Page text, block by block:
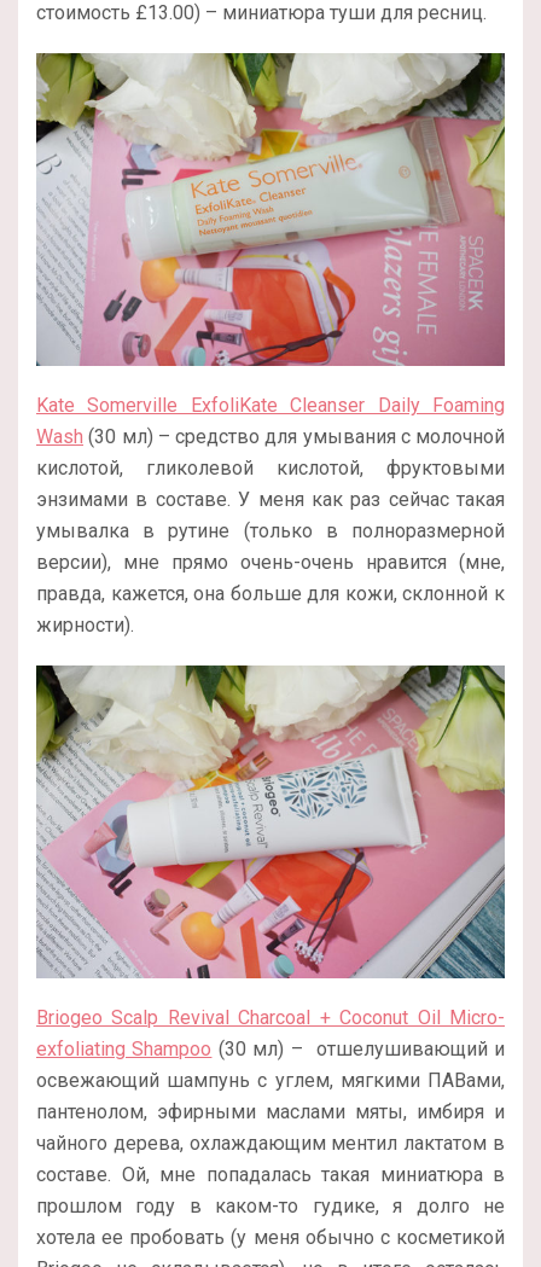
стоимость £13.00) – миниатюра туши для ресниц.
Kate Somerville ExfoliKate Cleanser Daily Foaming
Wash (30 мл) – средство для умывания с молочной
кислотой, гликолевой кислотой, фруктовыми
энзимами в составе. У меня как раз сейчас такая
умывалка в рутине (только в полноразмерной
версии), мне прямо очень-очень нравится (мне,
правда, кажется, она больше для кожи, склонной к
жирности).
Briogeo Scalp Revival Charcoal + Coconut Oil Micro-
exfoliating Shampoo (30 мл) – отшелушивающий и
освежающий шампунь с углем, мягкими ПАВами,
пантенолом, эфирными маслами мяты, имбиря и
чайного дерева, охлаждающим ментил лактатом в
составе. Ой, мне попадалась такая миниатюра в
прошлом году в каком-то гудике, я долго не
хотела ее пробовать (у меня обычно с косметикой